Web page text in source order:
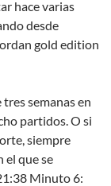
hace varias
desde
gold edition
semanas en
partidos. O si
siempre
el que se
Minuto 6: